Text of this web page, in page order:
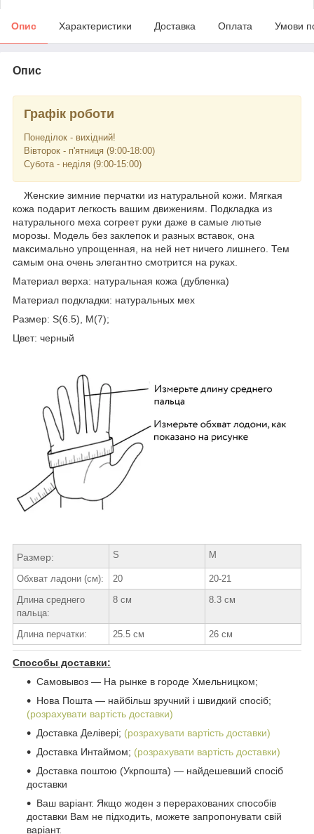
Опис Характеристики Доставка Оплата Умови
Опис
Графік роботи
Понеділок - вихідний!
Вівторок - п'ятниця (9:00-18:00)
Субота - неділя (9:00-15:00)
Женские зимние перчатки из натуральной кожи. Мягкая
кожа подарит легкость вашим движениям. Подкладка из
натурального меха согреет руки даже в самые лютые
морозы. Модель без заклепок и разных вставок, она
максимально упрощенная, на ней нет ничего лишнего. Тем
самым она очень элегантно смотрится на руках.
Материал верха: натуральная кожа (дубленка)
Материал подкладки: натуральных мех
Размер: S(6.5), M(7);
Цвет: черный
Размер: S M
Обхват ладони (см): 20
20-21
Длина среднего
пальца:
8 см 8.3 см
Длина перчатки: 25.5 см 26 см
Способы доставки:
Самовывоз ― На рынке в городе Хмельницком;
Нова Пошта ― найбільш зручний і швидкий спосіб;
(розрахувати вартість доставки)
Доставка Делівері; (розрахувати вартість доставки)
Доставка Интаймом; (розрахувати вартість доставки)
Доставка поштою (Укрпошта) ― найдешевший спосіб
доставки
Ваш варіант. Якщо жоден з перерахованих способів
доставки Вам не підходить, можете запропонувати свій
варіант.